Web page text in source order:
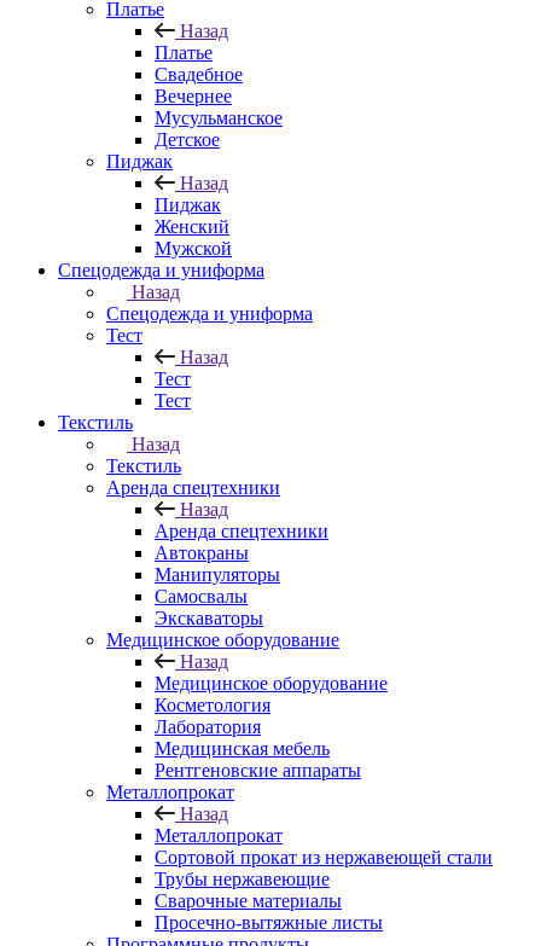
Платье
Назад
Платье
Свадебное
Вечернее
Мусульманское
Детское
Пиджак
Назад
Пиджак
Женский
Мужской
Спецодежда и униформа
Назад
Спецодежда и униформа
Тест
Назад
Тест
Тест
Текстиль
Назад
Текстиль
Аренда спецтехники
Назад
Аренда спецтехники
Автокраны
Манипуляторы
Самосвалы
Экскаваторы
Медицинское оборудование
Назад
Медицинское оборудование
Косметология
Лаборатория
Медицинская мебель
Рентгеновские аппараты
Металлопрокат
Назад
Металлопрокат
Сортовой прокат из нержавеющей стали
Трубы нержавеющие
Сварочные материалы
Просечно-вытяжные листы